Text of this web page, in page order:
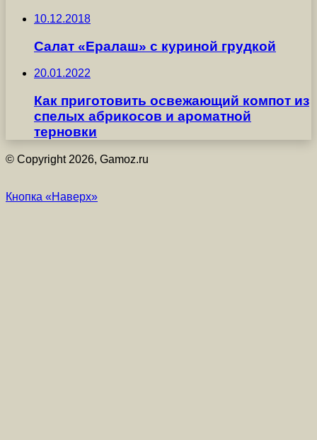
10.12.2018
Салат «Ералаш» с куриной грудкой
20.01.2022
Как приготовить освежающий компот из
спелых абрикосов и ароматной
терновки
© Copyright 2026, Gamoz.ru
Кнопка «Наверх»